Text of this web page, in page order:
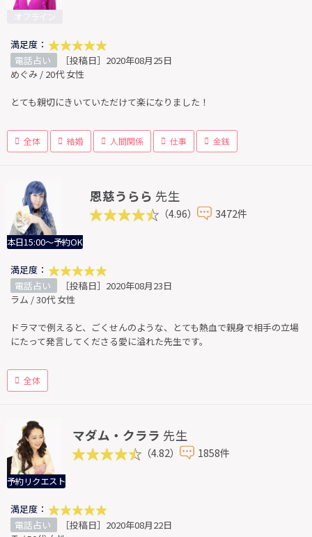
満足度：
電話占い
［投稿日］2020年08月25日
めぐみ / 20代 女性
とても親切にきいていただけて楽になりました！
全体 結婚 人間関係 仕事 金銭
本日15:00～予約OK
恩慈うらら 先生
（4.96） 3472件
満足度：
電話占い
［投稿日］2020年08月23日
ラム / 30代 女性
ドラマで例えると、ごくせんのような、とても熱血で親身で相手の立場
にたって発言してくださる愛に溢れた先生です。
全体
予約リクエスト
マダム・クララ 先生
（4.82） 1858件
満足度：
電話占い
［投稿日］2020年08月22日